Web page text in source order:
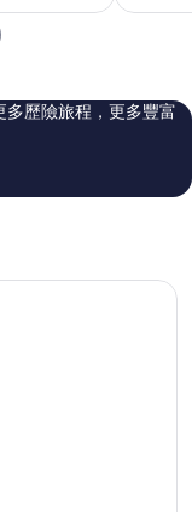
分)，
價
篇
歷險旅程，更多豐富